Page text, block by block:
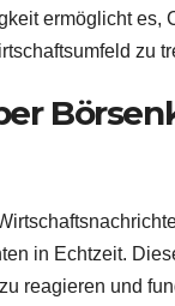
ermöglicht es,
zu
in Echtzeit.
reagieren und